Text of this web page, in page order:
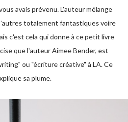
totalement fantastiques voire
c'est cela qui donne à ce petit livre
que l'auteur Aimee Bender, est
ou "écriture créative" à LA. Ce
sa plume.